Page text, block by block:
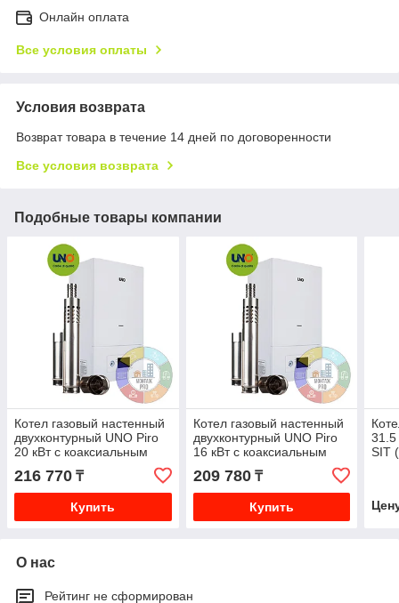
Онлайн оплата
Все условия оплаты
Условия возврата
Возврат товара в течение 14 дней по договоренности
Все условия возврата
Подобные товары компании
Котел газовый настенный
двухконтурный UNO Piro
20 кВт с коаксиальным
216 770 ₸
Купить
Котел газовый настенный
двухконтурный UNO Piro
16 кВт с коаксиальным
209 780₸
Купить
31.5
SIT
О нас
Рейтинг не сформирован